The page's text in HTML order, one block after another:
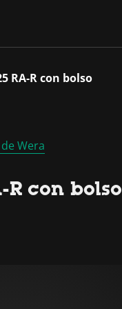
RA-R con bolso
Wera
con bolso